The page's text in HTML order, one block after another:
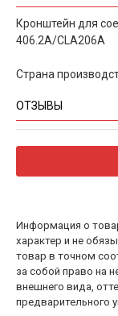
Кронштейн для
406.2A/CLA206A
Страна
ОТЗЫВЫ
Информация о
характер и не
товар в точном
за собой право на
внешнего вида,
предварительного